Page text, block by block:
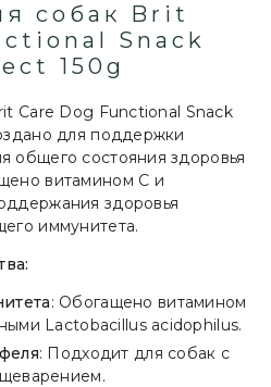
собак Brit
Snack
150g
Care Dog Functional Snack
для поддержки
общего состояния здоровья
витамином C и
здоровья
иммунитета.
: Обогащено витамином
Lactobacillus acidophilus.
: Подходит для собак с